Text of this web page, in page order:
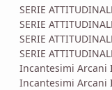
SERIE
SERIE
SERIE
SERIE
Incantesimi Arcani
Incantesimi Arcani